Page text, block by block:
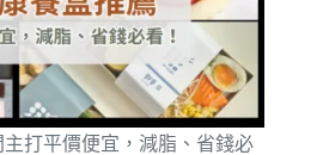
打平價便宜，減脂、省錢必